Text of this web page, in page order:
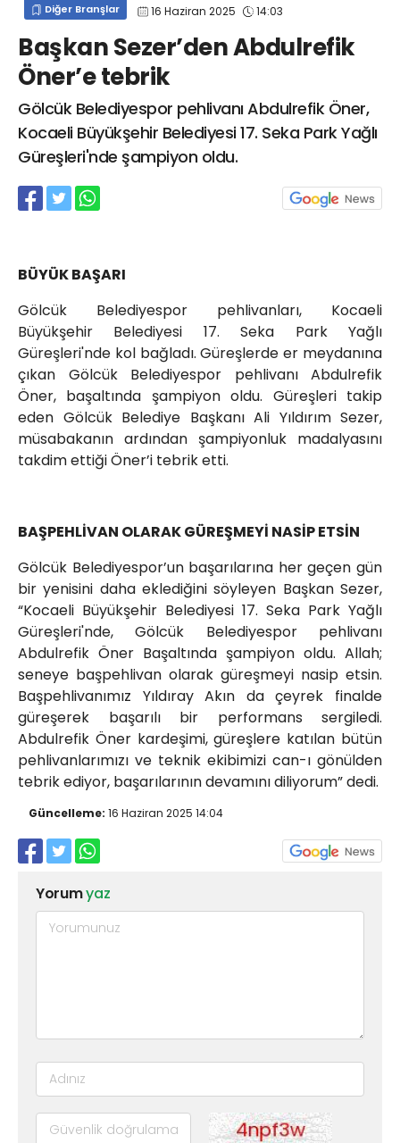
Diğer Branşlar 16 Haziran 2025 14:03
Başkan Sezer’den Abdulrefik
Öner’e tebrik
Gölcük Belediyespor pehlivanı Abdulrefik Öner,
Kocaeli Büyükşehir Belediyesi 17. Seka Park Yağlı
Güreşleri'nde şampiyon oldu.
BÜYÜK BAŞARI
Gölcük Belediyespor pehlivanları, Kocaeli
Büyükşehir Belediyesi 17. Seka Park Yağlı
Güreşleri'nde kol bağladı. Güreşlerde er meydanına
çıkan Gölcük Belediyespor pehlivanı Abdulrefik
Öner, başaltında şampiyon oldu. Güreşleri takip
eden Gölcük Belediye Başkanı Ali Yıldırım Sezer,
müsabakanın ardından şampiyonluk madalyasını
takdim ettiği Öner’i tebrik etti.
BAŞPEHLİVAN OLARAK GÜREŞMEYİ NASİP ETSİN
Gölcük Belediyespor’un başarılarına her geçen gün
bir yenisini daha eklediğini söyleyen Başkan Sezer,
“Kocaeli Büyükşehir Belediyesi 17. Seka Park Yağlı
Güreşleri'nde, Gölcük Belediyespor pehlivanı
Abdulrefik Öner Başaltında şampiyon oldu. Allah;
seneye başpehlivan olarak güreşmeyi nasip etsin.
Başpehlivanımız Yıldıray Akın da çeyrek finalde
güreşerek başarılı bir performans sergiledi.
Abdulrefik Öner kardeşimi, güreşlere katılan bütün
pehlivanlarımızı ve teknik ekibimizi can-ı gönülden
tebrik ediyor, başarılarının devamını diliyorum” dedi.
Güncelleme: 16 Haziran 2025 14:04
Yorumyaz
info@spor41.com